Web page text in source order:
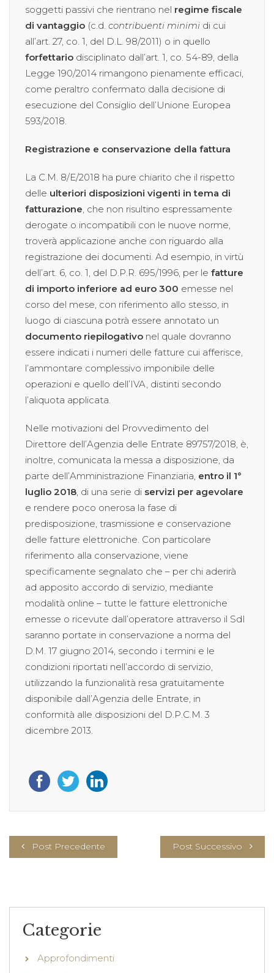
soggetti passivi che rientrano nel regime fiscale
di vantaggio (c.d. contribuenti minimi di cui
all’art. 27, co. 1, del D.L. 98/2011) o in quello
forfettario disciplinato dall’art. 1, co. 54-89, della
Legge 190/2014 rimangono pienamente efficaci,
come peraltro confermato dalla decisione di
esecuzione del Consiglio dell’Unione Europea
593/2018.
Registrazione e conservazione della fattura
La C.M. 8/E/2018 ha pure chiarito che il rispetto
delle ulteriori disposizioni vigenti in tema di
fatturazione , che non risultino espressamente
derogate o incompatibili con le nuove norme,
troverà applicazione anche con riguardo alla
registrazione dei documenti. Ad esempio, in virtù
dell’art. 6, co. 1, del D.P.R. 695/1996, per le fatture
di importo inferiore ad euro 300 emesse nel
corso del mese, con riferimento allo stesso, in
luogo di ciascuna potrà essere annotato un
documento riepilogativo nel quale dovranno
essere indicati i numeri delle fatture cui afferisce,
l’ammontare complessivo imponibile delle
operazioni e quello dell’IVA, distinti secondo
l’aliquota applicata.
Nelle motivazioni del Provvedimento del
Direttore dell’Agenzia delle Entrate 89757/2018, è,
inoltre, comunicata la messa a disposizione, da
parte dell’Amministrazione Finanziaria, entro il 1°
luglio 2018 , di una serie di servizi per agevolare
e rendere poco onerosa la fase di
predisposizione, trasmissione e conservazione
delle fatture elettroniche. Con particolare
riferimento alla conservazione, viene
specificamente segnalato che – per chi aderirà
ad apposito accordo di servizio, mediante
modalità online – tutte le fatture elettroniche
emesse o ricevute dall’operatore attraverso il SdI
saranno portate in conservazione a norma del
D.M. 17 giugno 2014, secondo i termini e le
condizioni riportati nell’accordo di servizio,
utilizzando la funzionalità resa gratuitamente
disponibile dall’Agenzia delle Entrate, in
conformità alle disposizioni del D.P.C.M. 3
dicembre 2013.
Post Precedente Post Successivo
Categorie
Approfondimenti